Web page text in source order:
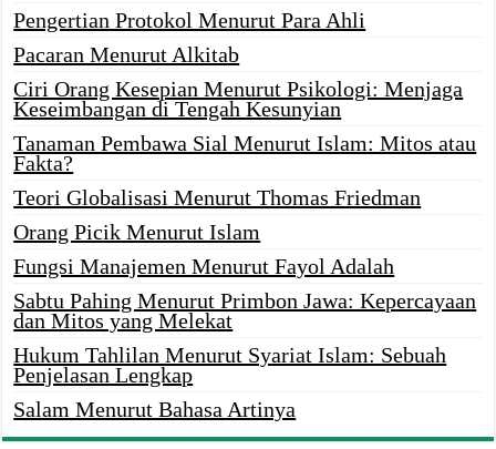
Pengertian Protokol Menurut Para Ahli
Pacaran Menurut Alkitab
Ciri Orang Kesepian Menurut Psikologi: Menjaga
Keseimbangan di Tengah Kesunyian
Tanaman Pembawa Sial Menurut Islam: Mitos atau
Fakta?
Teori Globalisasi Menurut Thomas Friedman
Orang Picik Menurut Islam
Fungsi Manajemen Menurut Fayol Adalah
Sabtu Pahing Menurut Primbon Jawa: Kepercayaan
dan Mitos yang Melekat
Hukum Tahlilan Menurut Syariat Islam: Sebuah
Penjelasan Lengkap
Salam Menurut Bahasa Artinya